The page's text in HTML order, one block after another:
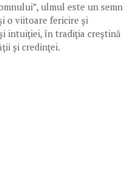
ulmul este un semn
o viitoare fericire şi
intuiţiei, în tradiţia creştină
şi credinţei.